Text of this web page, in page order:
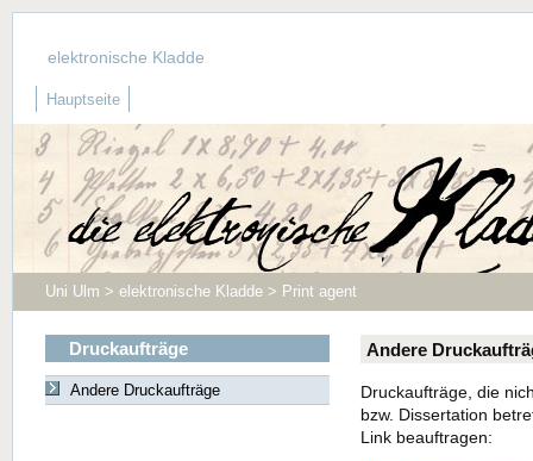
elektronische Kladde
Hauptseite
Uni Ulm > elektronische Kladde > Print agent
Druckaufträge
Andere Druckaufträge
Andere
Druckaufträge, die
bzw. Dissertation
Link beauftragen: